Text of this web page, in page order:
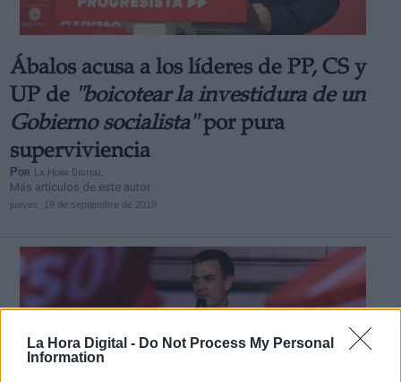
La Hora Digital - Do Not Process My Personal
Information
Ábalos acusa a los líderes de PP, CS y
UP de "boicotear la investidura de un
Gobierno socialista"por pura
superviviencia
Por La Hora Digital
Más artículos de este autor
jueves, 19 de septiembre de 2019